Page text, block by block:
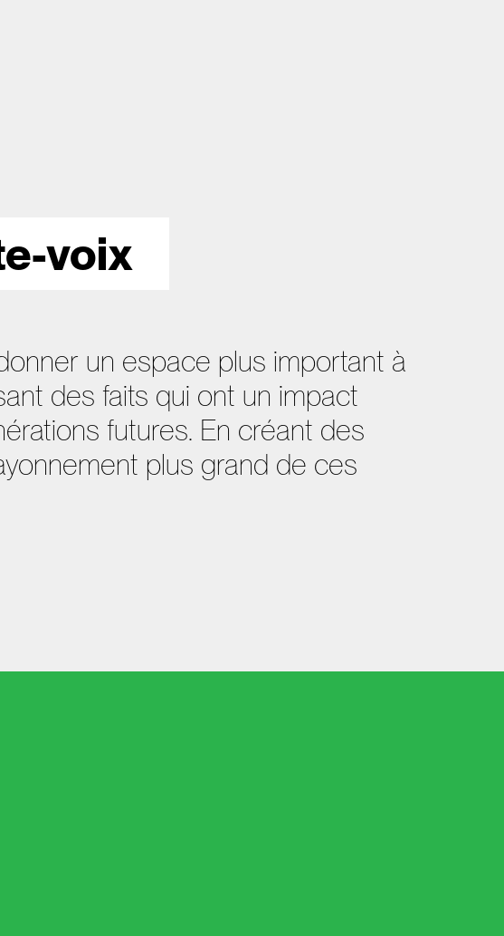
voix
un espace plus important à
des faits qui ont un impact
futures. En créant des
plus grand de ces